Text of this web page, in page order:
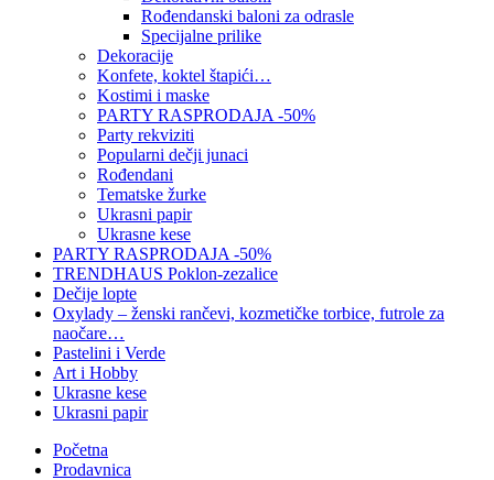
Rođendanski baloni za odrasle
Specijalne prilike
Dekoracije
Konfete, koktel štapići…
Kostimi i maske
PARTY RASPRODAJA -50%
Party rekviziti
Popularni dečji junaci
Rođendani
Tematske žurke
Ukrasni papir
Ukrasne kese
PARTY RASPRODAJA -50%
TRENDHAUS Poklon-zezalice
Dečije lopte
Oxylady – ženski rančevi, kozmetičke torbice, futrole za
naočare…
Pastelini i Verde
Art i Hobby
Ukrasne kese
Ukrasni papir
Početna
Prodavnica